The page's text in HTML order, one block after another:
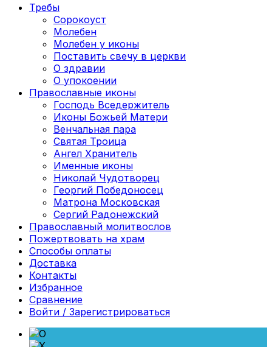
Требы
Сорокоуст
Молебен
Молебен у иконы
Поставить свечу в церкви
О здравии
О упокоении
Православные иконы
Господь Вседержитель
Иконы Божьей Матери
Венчальная пара
Святая Троица
Ангел Хранитель
Именные иконы
Николай Чудотворец
Георгий Победоносец
Матрона Московская
Сергий Радонежский
Православный молитвослов
Пожертвовать на храм
Способы оплаты
Доставка
Контакты
Избранное
Сравнение
Войти / Зарегистрироваться